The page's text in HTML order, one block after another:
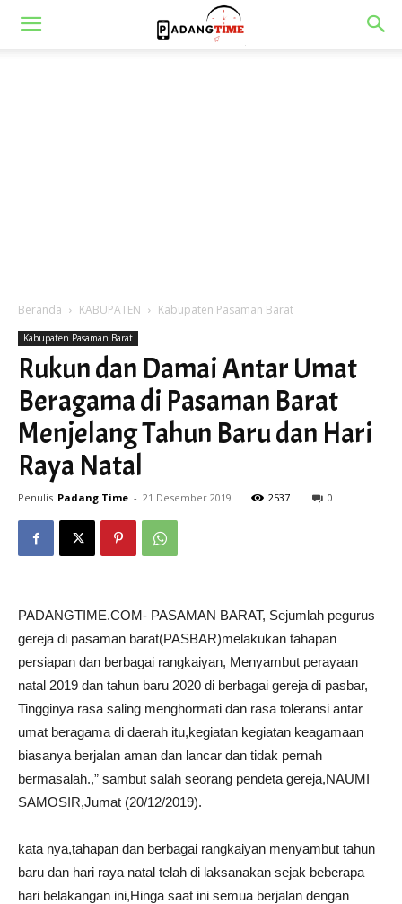
Beranda KABUPATEN Kabupaten Pasaman Barat
Kabupaten Pasaman Barat
Rukun dan Damai Antar Umat
Beragama di Pasaman Barat
Menjelang Tahun Baru dan Hari
Raya Natal
Penulis Padang Time - 21 Desember 2019 2537 0
PADANGTIME.COM- PASAMAN BARAT, Sejumlah pegurus
gereja di pasaman barat(PASBAR)melakukan tahapan
persiapan dan berbagai rangkaiyan, Menyambut perayaan
natal 2019 dan tahun baru 2020 di berbagai gereja di pasbar,
Tingginya rasa saling menghormati dan rasa toleransi antar
umat beragama di daerah itu,kegiatan kegiatan keagamaan
biasanya berjalan aman dan lancar dan tidak pernah
bermasalah.,” sambut salah seorang pendeta gereja,NAUMI
SAMOSIR,Jumat (20/12/2019).
kata nya,tahapan dan berbagai rangkaiyan menyambut tahun
baru dan hari raya natal telah di laksanakan sejak beberapa
hari belakangan ini,Hinga saat ini semua berjalan dengan